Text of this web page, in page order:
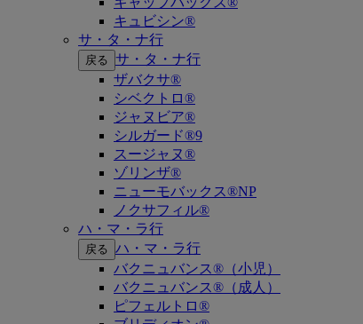
キュビシン®
サ・タ・ナ行
戻る サ・タ・ナ行
ザバクサ®
シベクトロ®
ジャヌビア®
シルガード®9
スージャヌ®
ゾリンザ®
ニューモバックス®NP
ノクサフィル®
ハ・マ・ラ行
戻る ハ・マ・ラ行
バクニュバンス®（小児）
バクニュバンス®（成人）
ピフェルトロ®